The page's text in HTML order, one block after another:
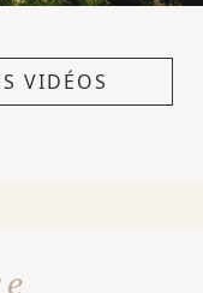
VIDÉOS